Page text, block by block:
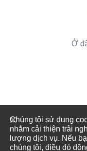
Ở
Chúng tôi sử dụng
nhằm cải thiện trải
lượng dịch vụ. Nếu
chúng tôi, điều đó